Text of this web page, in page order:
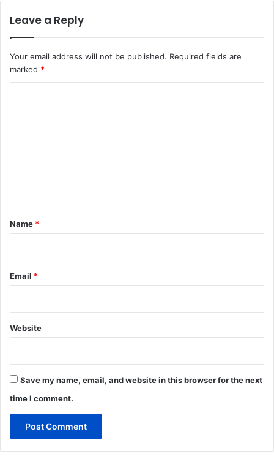
Leave a Reply
Your email address will not be published. Required fields are
marked *
*
Name *
Email *
Website
Save my name, email, and website in this browser for the next
time I comment.